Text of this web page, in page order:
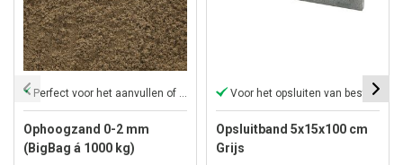
Perfect voor het aanvullen of ophogen van elk oppervlak
Ophoogzand 0-2 mm
(BigBag á 1000 kg)
Voor het opsluiten van bestrating
Opsluitband 5x15x100 cm
Grijs